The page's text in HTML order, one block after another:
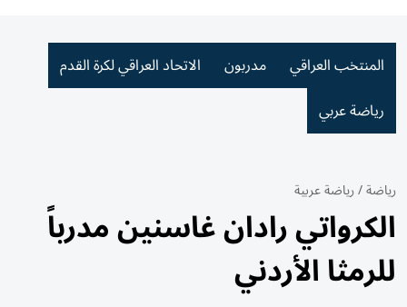
المنتخب العراقي مدربون
الاتحاد العراقي لكرة القدم
رياضة عربي
رياضة/رياضة عربية
الكرواتي رادان غاسنين مدرباً
للرمثا الأردني